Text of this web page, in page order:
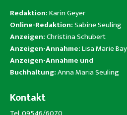
Redaktion:Karin Geyer
Online-Redaktion:Sabine Seuling
Anzeigen:Christina Schubert
Anzeigen-Annahme:Lisa Marie
Anzeigen-Annahme und
Buchhaltung:Anna Maria Seuling
Kontakt